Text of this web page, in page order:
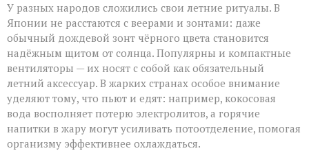
У разных народов сложились свои летние ритуалы. В
Японии не расстаются с веерами и зонтами: даже
обычный дождевой зонт чёрного цвета становится
надёжным щитом от солнца. Популярны и компактные
вентиляторы — их носят с собой как обязательный
летний аксессуар. В жарких странах особое внимание
уделяют тому, что пьют и едят: например, кокосовая
вода восполняет потерю электролитов, а горячие
напитки в жару могут усиливать потоотделение, помогая
организму эффективнее охлаждаться.